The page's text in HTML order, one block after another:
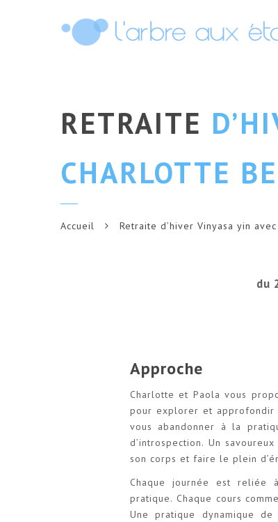
RETRAITE
CHARLOTTE
Accueil Retraite d’hiver Vinyasa yin
du
Approche
Charlotte et Paola vous
pour explorer et approfondir
vous abandonner à la
d’introspection. Un
son corps et faire le plein
Chaque journée est reliée
pratique. Chaque cours
Une pratique dynamique